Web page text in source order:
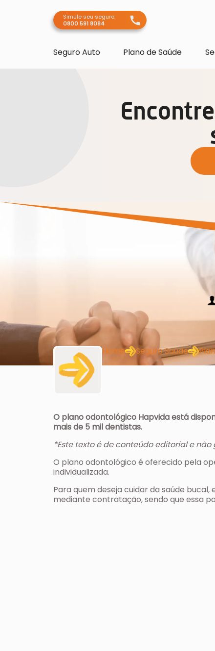
Simule seu seguro:
0800 591 8084
Seguro Auto Plano de Saúde
Home Seguro Saúde
O plano odontológico Hapvida está
mais de 5 mil dentistas.
*Este texto é de conteúdo editorial e
O plano odontológico é oferecido pela
individualizada.
Para quem deseja cuidar da saúde
mediante contratação, sendo que essa